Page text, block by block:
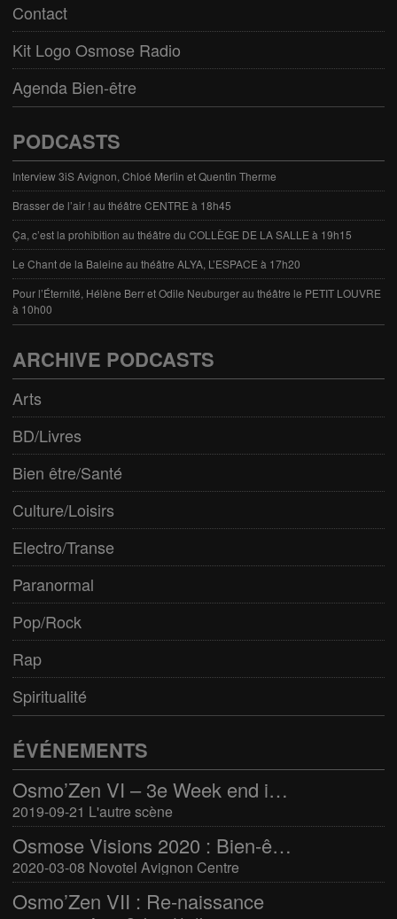
Contact
Kit Logo Osmose Radio
Agenda Bien-être
PODCASTS
Interview 3iS Avignon, Chloé Merlin et Quentin Therme
Brasser de l’air ! au théâtre CENTRE à 18h45
Ça, c’est la prohibition au théâtre du COLLÈGE DE LA SALLE à 19h15
Le Chant de la Baleine au théâtre ALYA, L’ESPACE à 17h20
Pour l’Éternité, Hélène Berr et Odile Neuburger au théâtre le PETIT LOUVRE
à 10h00
ARCHIVE PODCASTS
Arts
BD/Livres
Bien être/Santé
Culture/Loisirs
Electro/Transe
Paranormal
Pop/Rock
Rap
Spiritualité
ÉVÉNEMENTS
Osmo’Zen VI – 3e Week end international du bien-être
2019-09-21 L'autre scène
Osmose Visions 2020 : Bien-être et arts divinatoires
2020-03-08 Novotel Avignon Centre
Osmo’Zen VII : Re-naissance